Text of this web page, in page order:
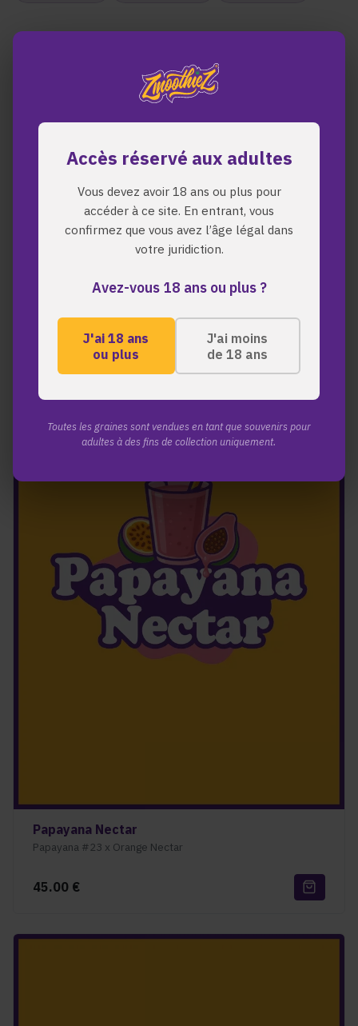
Accès réservé aux adultes
Vous devez avoir 18 ans ou plus pour
accéder à ce site. En entrant, vous
confirmez que vous avez l’âge légal dans
votre juridiction.
Avez-vous 18 ans ou plus ?
J'ai 18 ans
ou plus
J'ai moins
de 18 ans
Toutes les graines sont vendues en tant que souvenirs pour
adultes à des fins de collection uniquement.
ultra-puissant
force sédative — stimulant profondément relaxant
d'une puissance séduisante
Vous aimerez aussi
NOUVEAU!
Papayana Nectar
Papayana #23 x Orange Nectar
45.00 €